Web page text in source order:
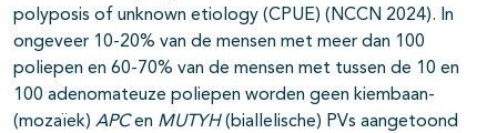
polyposis of unknown etiology (CPUE) (NCCN 2024). In
ongeveer 10-20% van de mensen met meer dan 100
poliepen en 60-70% van de mensen met tussen de 10 en
100 adenomateuze poliepen worden geen kiembaan-
(mozaïek) APCen MUTYH(biallelische) PVs aangetoond